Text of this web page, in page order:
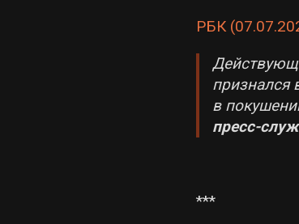
РБК
признался
в
пресс-
***